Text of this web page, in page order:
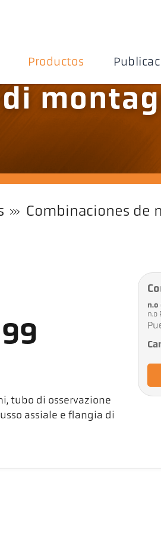
Productos
Combinaciones de
tubo di osservazione
assiale e flangia di
n.o
n.o